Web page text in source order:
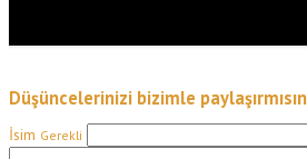
Düşüncelerinizi bizimle
İsim Gerekli